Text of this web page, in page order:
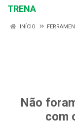
TRENA
INÍCIO
Não
com